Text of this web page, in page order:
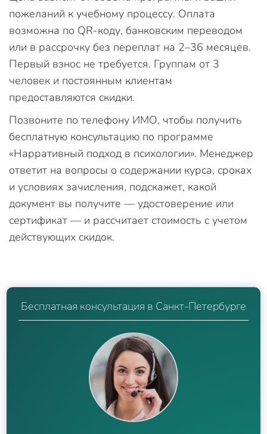
пожеланий к учебному процессу. Оплата
возможна по QR-коду, банковским переводом
или в рассрочку без переплат на 2–36 месяцев.
Первый взнос не требуется. Группам от 3
человек и постоянным клиентам
предоставляются скидки.
Позвоните по телефону ИМО, чтобы получить
бесплатную консультацию по программе
«Нарративный подход в психологии». Менеджер
ответит на вопросы о содержании курса, сроках
и условиях зачисления, подскажет, какой
документ вы получите — удостоверение или
сертификат — и рассчитает стоимость с учетом
действующих скидок.
Бесплатная консультация в Санкт-Петербурге